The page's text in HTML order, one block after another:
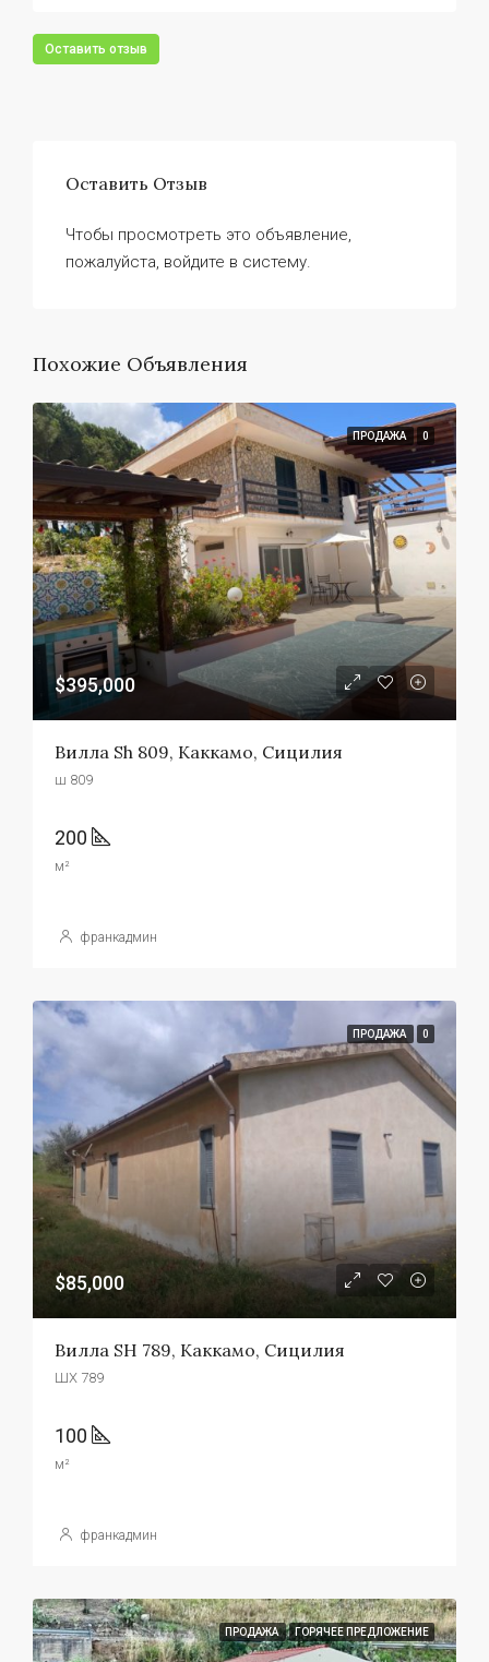
Оставить отзыв
Оставить Отзыв
Чтобы просмотреть это объявление,
пожалуйста, войдите в систему.
Похожие Объявления
ПРОДАЖА 0
$395,000
Вилла Sh 809, Каккамо, Сицилия
ш 809
200
м²
франкадмин
ПРОДАЖА 0
$85,000
Вилла SH 789, Каккамо, Сицилия
ШХ 789
100
м²
франкадмин
ПРОДАЖА ГОРЯЧЕЕ ПРЕДЛОЖЕНИЕ